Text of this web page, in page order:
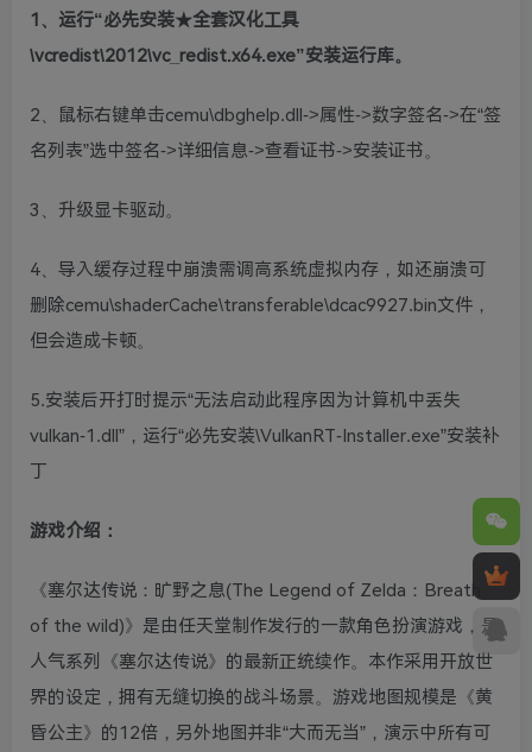
1、运行“必先安装★全套汉化工具
\vcredist\2012\vc_redist.x64.exe”安装运行库。
2、鼠标右键单击cemu\dbghelp.dll->属性->数字签名->在“签
名列表”选中签名->详细信息->查看证书->安装证书。
3、升级显卡驱动。
4、导入缓存过程中崩溃需调高系统虚拟内存，如还崩溃可
删除cemu\shaderCache\transferable\dcac9927.bin文件，
但会造成卡顿。
5.安装后开打时提示“无法启动此程序因为计算机中丢失
vulkan-1.dll”，运行“必先安装\VulkanRT-Installer.exe”安装补
丁
游戏介绍：
《塞尔达传说：旷野之息(The Legend of Zelda：Breath
of the wild)》是由任天堂制作发行的一款角色扮演游戏，是
人气系列《塞尔达传说》的最新正统续作。本作采用开放世
界的设定，拥有无缝切换的战斗场景。游戏地图规模是《黄
昏公主》的12倍，另外地图并非“大而无当”，演示中所有可